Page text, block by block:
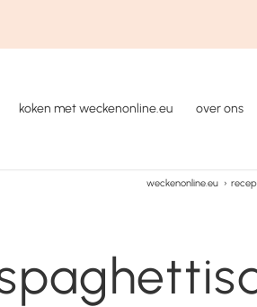
koken met weckenonline.eu over ons
weckenonline.eu ›